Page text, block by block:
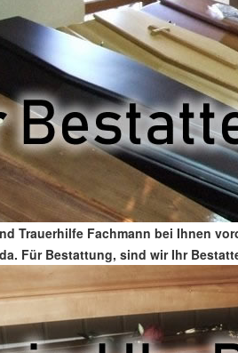
Trauerhilfe Fachmann bei Ihnen
Für Bestattung, sind wir Ihr